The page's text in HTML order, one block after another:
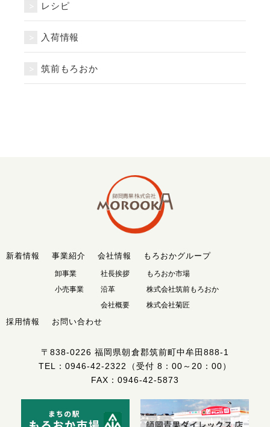
レシピ
入荷情報
筑前もろおか
新着情報 事業紹介
卸事業
小売事業
会社情報
社長挨拶
沿革
会社概要
もろおかグループ
もろおか市場
株式会社筑前もろおか
株式会社菊匠
採用情報 お問い合わせ
〒838-0226福岡県朝倉郡筑前町中牟田888-1
TEL： 0946-42-2322
（受付 8：00～20：00）
FAX：0946-42-5873